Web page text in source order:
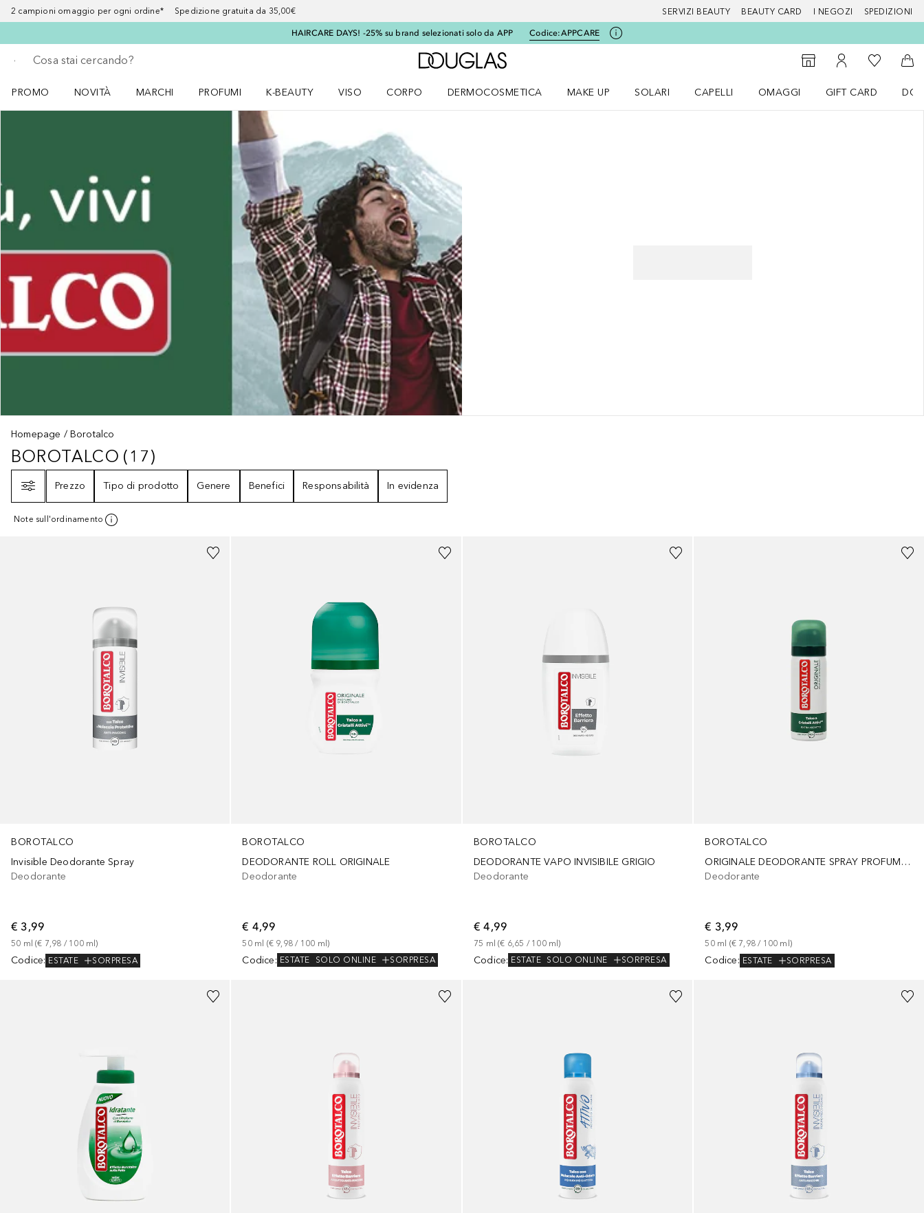
2 campioni omaggio per ogni ordine* Spedizione gratuita da 35,00€ SERVIZI BEAUTY BEAUTY CARD I NEGOZI SPEDIZIONI
HAIRCARE DAYS! -25% su brand selezionati solo da APP Codice:APPCARE
Torna indietro
Esegui ricerca
A Douglas Home
StorefinderAl Mio Account
Alla Mia
Al
PROMO
NOVITÀ
MARCHI
PROFUMI
K-BEAUTY
VISO
CORPO
DERMOCOSMETICA
MAKE UP
SOLARI
CAPELLI
OMAGGI
GIFT CARD
Homepage Borotalco
BOROTALCO17
BOROTALCO (17)
Prezzo
Tipo di prodotto Genere Benefici Responsabilità In evidenza
Note sull'ordinamento
BOROTALCO
Invisible Deodorante Spray
Deodorante
€ 3,99
50 ml (€ 7,98 / 100 ml)
Codice: ESTATE SORPRESA
BOROTALCO
DEODORANTE ROLL ORIGINALE
Deodorante
€ 4,99
50 ml (€ 9,98 / 100 ml)
Codice: ESTATE SOLO ONLINE SORPRESA
BOROTALCO
DEODORANTE VAPO INVISIBILE GRIGIO
Deodorante
€ 4,99
75 ml (€ 6,65 / 100 ml)
Codice: ESTATE SOLO ONLINE SORPRESA
BOROTALCO
ORIGINALE DEODORANTE SPRAY PROFUMO DI BOROTALCO
Deodorante
€ 3,99
50 ml (€ 7,98 / 100 ml )
Codice: ESTATE SORPRESA